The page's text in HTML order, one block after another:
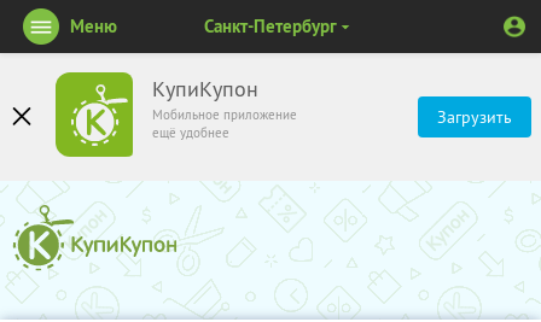
КупиКупон
Мобильное приложение
ещё удобнее
Загрузить
Меню Санкт-Петербург